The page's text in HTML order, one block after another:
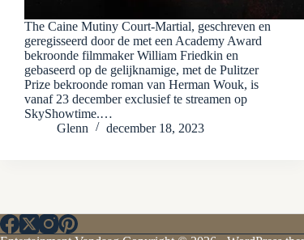
The Caine Mutiny Court-Martial, geschreven en
geregisseerd door de met een Academy Award
bekroonde filmmaker William Friedkin en
gebaseerd op de gelijknamige, met de Pulitzer
Prize bekroonde roman van Herman Wouk, is
vanaf 23 december exclusief te streamen op
SkyShowtime.…
Glenn
december 18, 2023